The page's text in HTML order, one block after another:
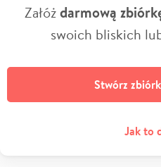
Załóżdarmową
swoich bliskich
Stwórz
Jak to